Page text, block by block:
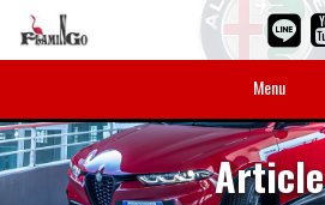
Menu
Article